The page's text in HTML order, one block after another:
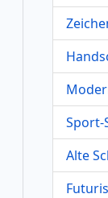
Sport-
Alte